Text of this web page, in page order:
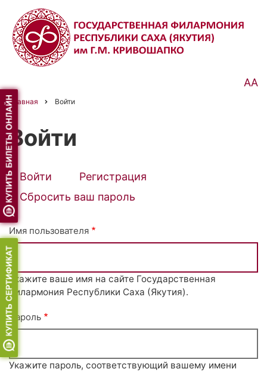
Перейти
основному
содержанию
АА
Строка
навигации
Главная Войти
Войти
Primary
tabs
Войти (активная
вкладка)
Регистрация
Сбросить ваш пароль
Имя пользователя
Укажите ваше имя на сайте Государственная
филармония Республики Саха (Якутия).
Пароль
Укажите пароль, соответствующий вашему имени